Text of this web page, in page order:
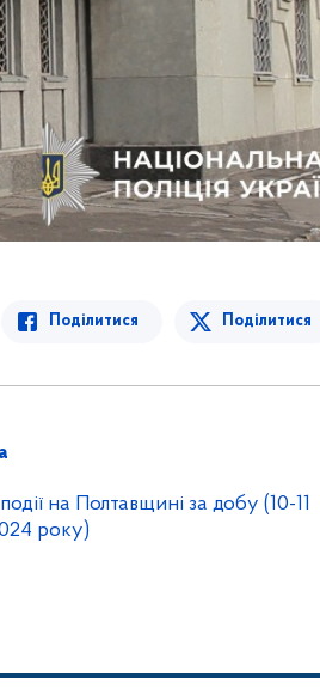
Поділитися Поділитися
на Полтавщині за добу (10-11
року)